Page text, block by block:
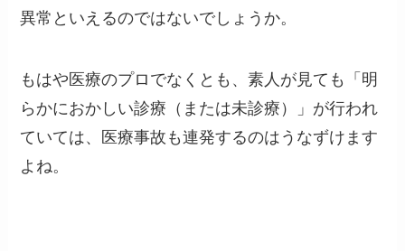
異常といえるのではないでしょうか。
もはや医療のプロでなくとも、素人が見ても「明
らかにおかしい診療（または未診療）」が行われ
ていては、医療事故も連発するのはうなずけます
よね。